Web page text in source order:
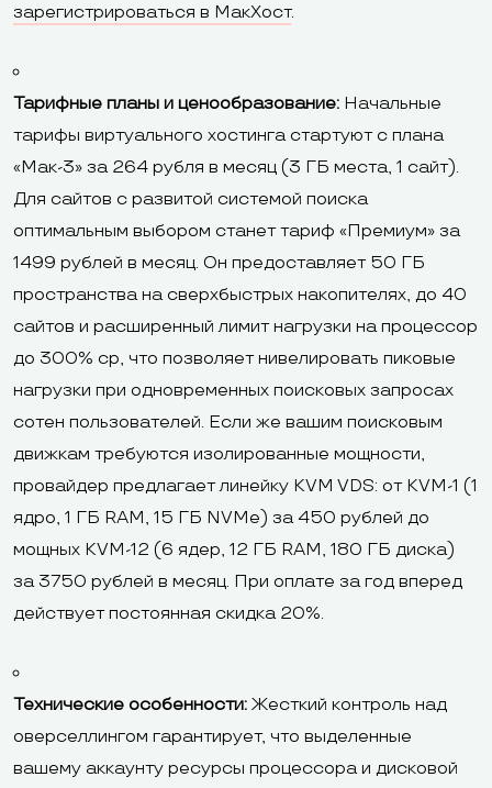
зарегистрироваться в МакХост.
Тарифные планы и ценообразование: Начальные
тарифы виртуального хостинга стартуют с плана
«Мак-3» за 264 рубля в месяц (3 ГБ места, 1 сайт).
Для сайтов с развитой системой поиска
оптимальным выбором станет тариф «Премиум» за
1499 рублей в месяц. Он предоставляет 50 ГБ
пространства на сверхбыстрых накопителях, до 40
сайтов и расширенный лимит нагрузки на процессор
до 300% cp, что позволяет нивелировать пиковые
нагрузки при одновременных поисковых запросах
сотен пользователей. Если же вашим поисковым
движкам требуются изолированные мощности,
провайдер предлагает линейку KVM VDS: от KVM-1 (1
ядро, 1 ГБ RAM, 15 ГБ NVMe) за 450 рублей до
мощных KVM-12 (6 ядер, 12 ГБ RAM, 180 ГБ диска)
за 3750 рублей в месяц. При оплате за год вперед
действует постоянная скидка 20%.
Технические особенности: Жесткий контроль над
оверселлингом гарантирует, что выделенные
вашему аккаунту ресурсы процессора и дисковой